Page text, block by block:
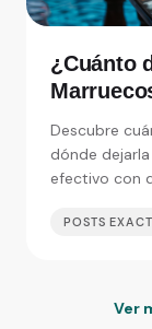
¿Cuánto
Descubre
dónde
efectivo con
POSTS
Ver